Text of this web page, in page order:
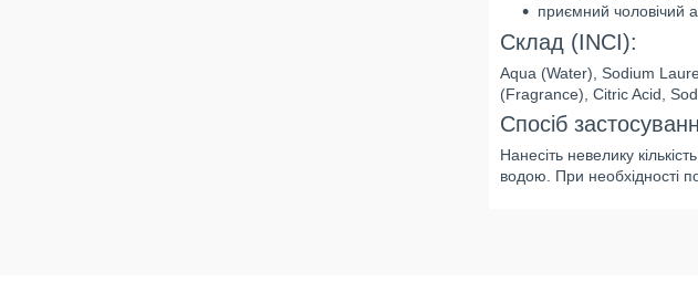
приємний чоловічий
Склад (INCI):
Aqua (Water), Sodium
(Fragrance), Citric Acid,
Спосіб
Нанесіть невелику
водою. При необхідності